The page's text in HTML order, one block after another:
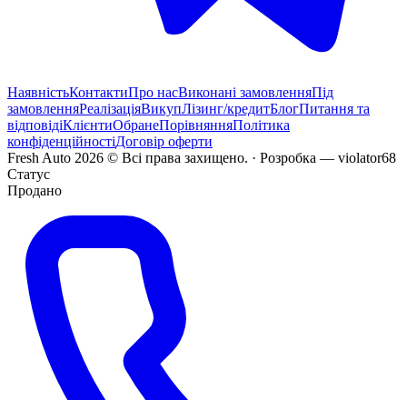
НаявністьКонтактиПро насВиконані замовленняПід
замовленняРеалізаціяВикупЛізинг/кредитБлогПитання та
відповідіКлієнтиОбранеПорівнянняПолітика
конфіденційностіДоговір оферти
Fresh Auto 2026 © Всі права захищено. · Розробка — violator68
Статус
Продано